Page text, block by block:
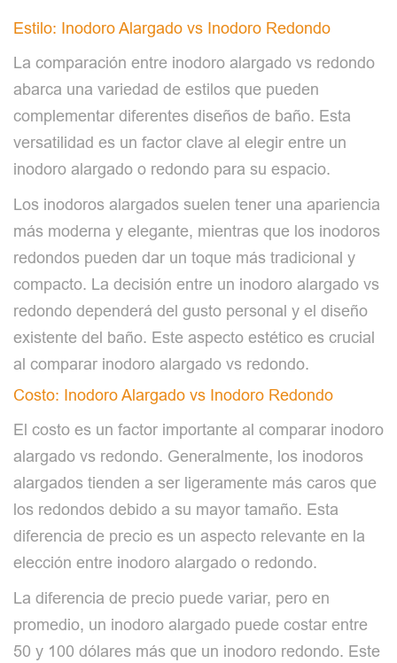
Estilo: Inodoro Alargado vs Inodoro Redondo
La comparación entre inodoro alargado vs redondo
abarca una variedad de estilos que pueden
complementar diferentes diseños de baño. Esta
versatilidad es un factor clave al elegir entre un
inodoro alargado o redondo para su espacio.
Los inodoros alargados suelen tener una apariencia
más moderna y elegante, mientras que los inodoros
redondos pueden dar un toque más tradicional y
compacto. La decisión entre un inodoro alargado vs
redondo dependerá del gusto personal y el diseño
existente del baño. Este aspecto estético es crucial
al comparar inodoro alargado vs redondo.
Costo: Inodoro Alargado vs Inodoro Redondo
El costo es un factor importante al comparar inodoro
alargado vs redondo. Generalmente, los inodoros
alargados tienden a ser ligeramente más caros que
los redondos debido a su mayor tamaño. Esta
diferencia de precio es un aspecto relevante en la
elección entre inodoro alargado o redondo.
La diferencia de precio puede variar, pero en
promedio, un inodoro alargado puede costar entre
50 y 100 dólares más que un inodoro redondo. Este